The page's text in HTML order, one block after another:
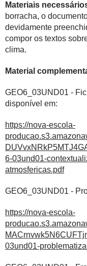
Materiais
borracha, o
devidamente
compor os textos
clima.
Material
GEO6_03UND01 -
disponível em:
https://nova-escola-
6-03und01-
atmosfericas.pdf
GEO6_03UND01 -
https://nova-escola-
03und01-